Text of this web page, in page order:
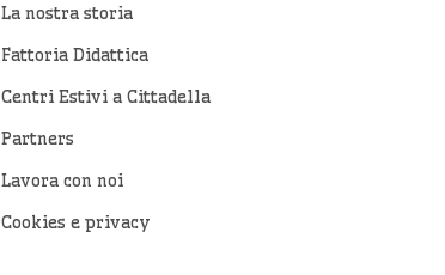
La nostra storia
Fattoria Didattica
Centri Estivi a Cittadella
Partners
Lavora con noi
Cookies e privacy